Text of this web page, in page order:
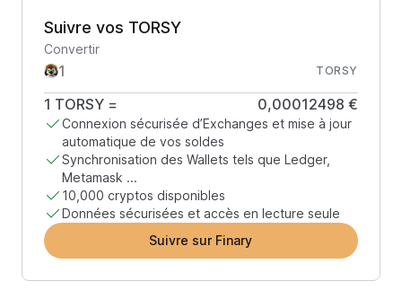
Suivre vos TORSY
Convertir
TORSY
1 TORSY = 0,00012498 €
Connexion sécurisée d’Exchanges et mise à jour
automatique de vos soldes
Synchronisation des Wallets tels que Ledger,
Metamask ...
10,000 cryptos disponibles
Données sécurisées et accès en lecture seule
Suivre sur Finary